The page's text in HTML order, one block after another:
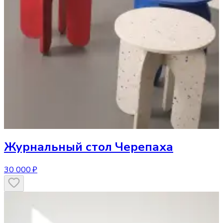
Журнальный стол Черепаха
30 000 ₽